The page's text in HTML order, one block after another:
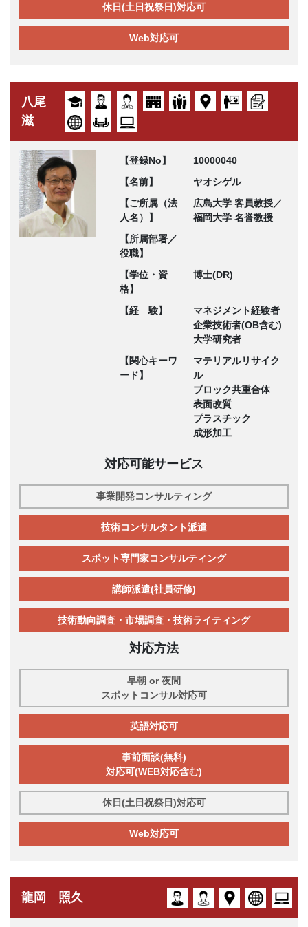
休日(土日祝祭日)対応可
Web対応可
八尾
滋
【登録No】
10000040
【名前】
ヤオシゲル
【ご所属（法
人名）】
広島大学 客員教授／
福岡大学 名誉教授
【所属部署／
役職】
【学位・資
格】
博士(DR)
【経 験】
マネジメント経験者
企業技術者(OB含む)
大学研究者
【関心キーワ
ード】
マテリアルリサイク
ル
ブロック共重合体
表面改質
プラスチック
成形加工
対応可能サービス
事業開発コンサルティング
技術コンサルタント派遣
スポット専門家コンサルティング
講師派遣(社員研修)
技術動向調査・市場調査・技術ライティング
対応方法
早朝 or 夜間
スポットコンサル対応可
英語対応可
事前面談(無料)
対応可(WEB対応含む)
休日(土日祝祭日)対応可
Web対応可
龍岡 照久